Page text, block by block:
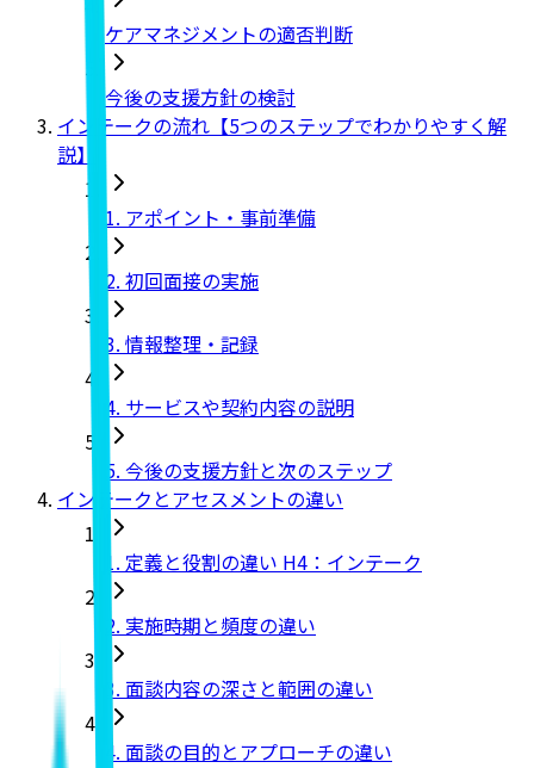
ケアマネジメントの適否判断
今後の支援方針の検討
インテークの流れ【5つのステップでわかりやすく解
説】
1. アポイント・事前準備
2. 初回面接の実施
3. 情報整理・記録
4. サービスや契約内容の説明
5. 今後の支援方針と次のステップ
インテークとアセスメントの違い
1. 定義と役割の違い H4：インテーク
2. 実施時期と頻度の違い
3. 面談内容の深さと範囲の違い
4. 面談の目的とアプローチの違い